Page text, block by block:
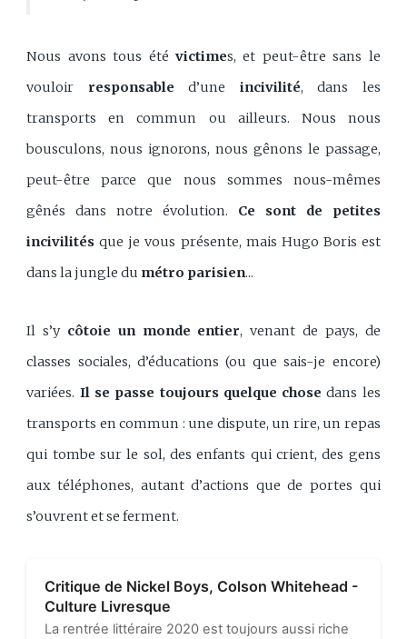
Nous avons tous été victimes, et peut-être sans le
vouloir responsabled’une incivilité, dans les
transports en commun ou ailleurs. Nous nous
bousculons, nous ignorons, nous gênons le passage,
peut-être parce que nous sommes nous-mêmes
gênés dans notre évolution. Ce sont de petites
incivilitésque je vous présente, mais Hugo Boris est
dans la jungle du métro parisien...
Il s’y côtoie un monde entier, venant de pays, de
classes sociales, d’éducations (ou que sais-je encore)
variées. Il se passe toujours quelque chosedans les
transports en commun : une dispute, un rire, un repas
qui tombe sur le sol, des enfants qui crient, des gens
aux téléphones, autant d’actions que de portes qui
s’ouvrent et se ferment.
Critique de Nickel Boys, Colson Whitehead -
Culture Livresque
La rentrée littéraire 2020 est toujours aussi riche